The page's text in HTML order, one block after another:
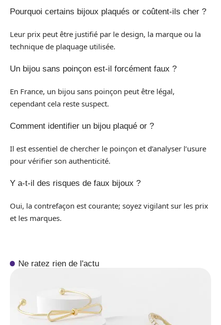
Pourquoi certains bijoux plaqués or coûtent-ils cher ?
Leur prix peut être justifié par le design, la marque ou la
technique de plaquage utilisée.
Un bijou sans poinçon est-il forcément faux ?
En France, un bijou sans poinçon peut être légal,
cependant cela reste suspect.
Comment identifier un bijou plaqué or ?
Il est essentiel de chercher le poinçon et d’analyser l’usure
pour vérifier son authenticité.
Y a-t-il des risques de faux bijoux ?
Oui, la contrefaçon est courante; soyez vigilant sur les prix
et les marques.
Ne ratez rien de l'actu